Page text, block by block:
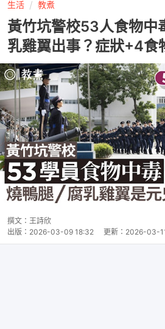
生活 教煮
黃竹坑警校53人食物中
乳雞翼出事？症狀+4食
撰文： 王詩欣
出版： 2026-03-09 18:32 更新： 2026-03-